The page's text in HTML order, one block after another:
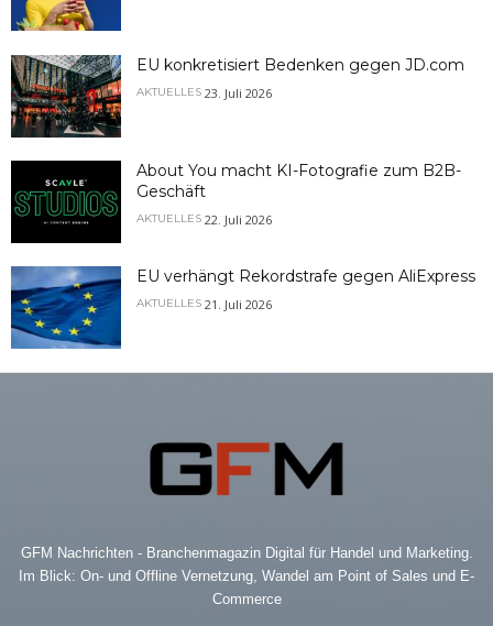
EU konkretisiert Bedenken gegen JD.com
AKTUELLES 23. Juli 2026
About You macht KI-Fotografie zum B2B-
Geschäft
AKTUELLES 22. Juli 2026
EU verhängt Rekordstrafe gegen AliExpress
AKTUELLES 21. Juli 2026
GFM Nachrichten - Branchenmagazin Digital für Handel und Marketing.
Im Blick: On- und Offline Vernetzung, Wandel am Point of Sales und E-
Commerce